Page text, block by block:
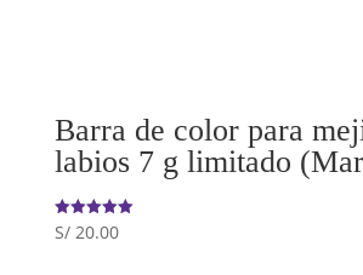
Barra de color para
labios 7 g limitado
Valorado
con
S/20.00